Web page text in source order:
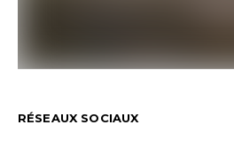
RÉSEAUX SOCIAUX